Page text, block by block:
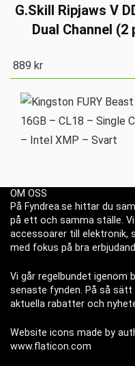
G.Skill Ripjaws V
Dual Channel
889kr
OM OSS
På Fyndrea.se hittar du
på ett och samma ställe.
accessoarer till elektronik,
med fokus på bra
Vi går regelbundet igenom
senaste fynden. På så
aktuella rabatter och
Website icons made by
www.flaticon.com